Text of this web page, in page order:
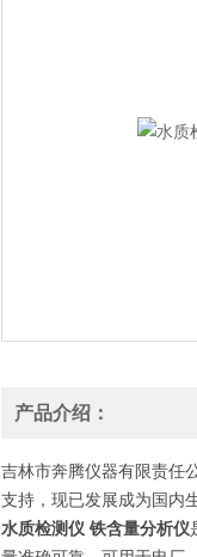
产品介绍：
吉林市奔腾仪器有限责任
支持，现已发展成为国内
水质检测仪 铁含量分析仪